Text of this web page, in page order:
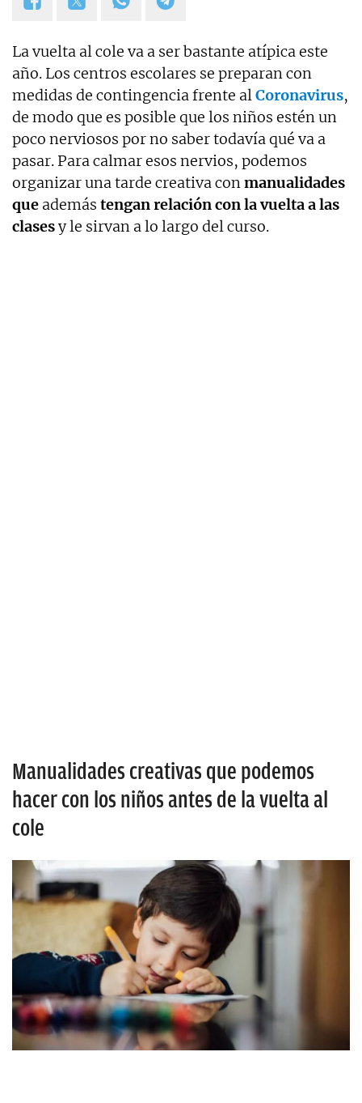
La vuelta al cole va a ser bastante atípica este
año. Los centros escolares se preparan con
medidas de contingencia frente alCoronavirus,
de modo que es posible que los niños estén un
poco nerviosos por no saber todavía qué va a
pasar. Para calmar esos nervios, podemos
organizar una tarde creativa conmanualidades
que además tengan relación con la vuelta a las
clasesy le sirvan a lo largo del curso.
Manualidades creativas que podemos
hacer con los niños antes de la vuelta al
cole